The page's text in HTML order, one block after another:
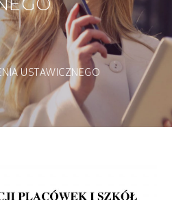
USTAWICZNEGO